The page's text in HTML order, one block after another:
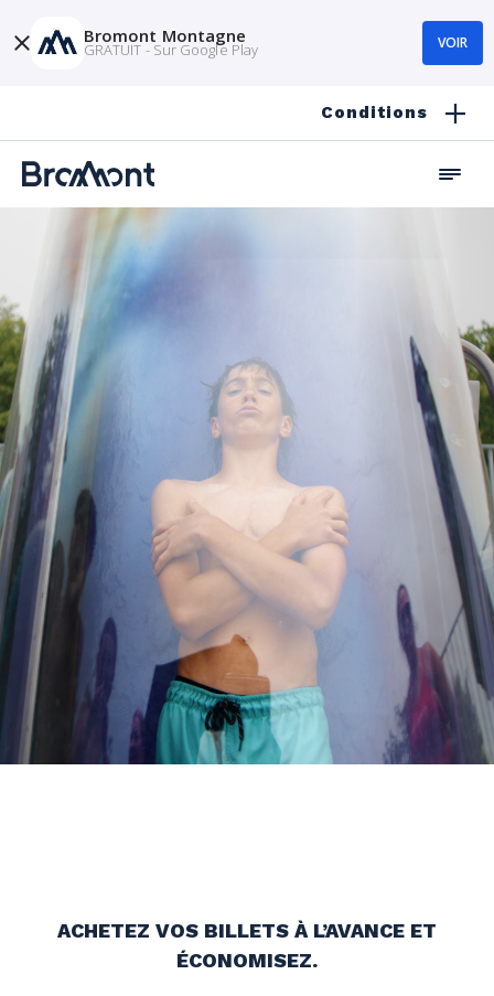
Conditions
ACHETEZ VOS BILLETS À L’AVANCE ET
ÉCONOMISEZ.
Bromont Montagne
GRATUIT - Sur Google Play VOIR